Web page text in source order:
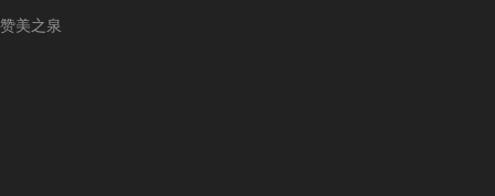
赞美之泉